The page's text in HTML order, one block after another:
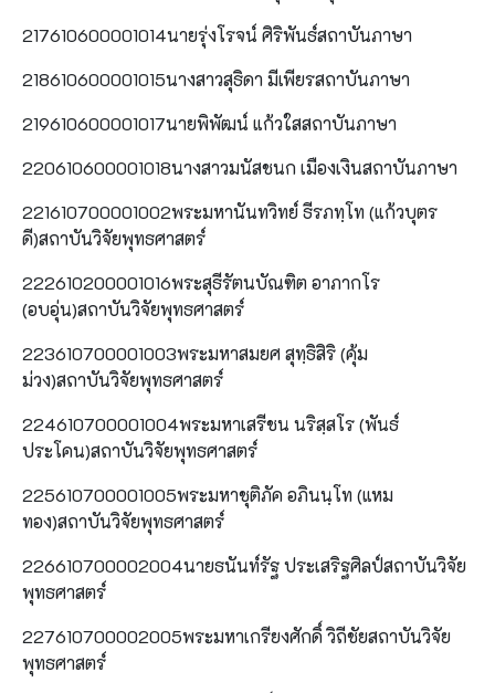
217610600001014นายรุ่งโรจน์ ศิริพันธ์สถาบันภาษา
218610600001015นางสาวสุธิดา มีเพียรสถาบันภาษา
219610600001017นายพิพัฒน์ แก้วใสสถาบันภาษา
220610600001018นางสาวมนัสชนก เมืองเงินสถาบันภาษา
221610700001002พระมหานันทวิทย์ ธีรภทฺโท (แก้วบุตร
ดี)สถาบันวิจัยพุทธศาสตร์
222610200001016พระสุธีรัตนบัณฑิต อาภากโร
(อบอุ่น)สถาบันวิจัยพุทธศาสตร์
223610700001003พระมหาสมยศ สุทฺธิสิริ (คุ้ม
ม่วง)สถาบันวิจัยพุทธศาสตร์
224610700001004พระมหาเสรีชน นริสฺสโร (พันธ์
ประโคน)สถาบันวิจัยพุทธศาสตร์
225610700001005พระมหาชุติภัค อภินนฺโท (แหม
ทอง)สถาบันวิจัยพุทธศาสตร์
226610700002004นายธนันท์รัฐ ประเสริฐศิลป์สถาบันวิจัย
พุทธศาสตร์
227610700002005พระมหาเกรียงศักดิ์ วิถีชัยสถาบันวิจัย
พุทธศาสตร์